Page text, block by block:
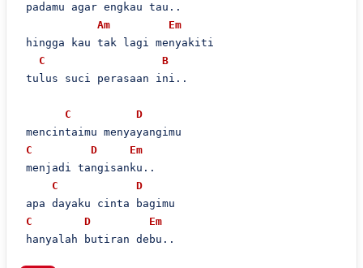
padamu agar engkau tau..
Am
Em
hingga kau tak lagi menyakiti
C
B
tulus suci perasaan ini..
C
D
mencintaimu menyayangimu
C
D
Em
menjadi tangisanku..
C
D
apa dayaku cinta bagimu
C
D
Em
hanyalah butiran debu..